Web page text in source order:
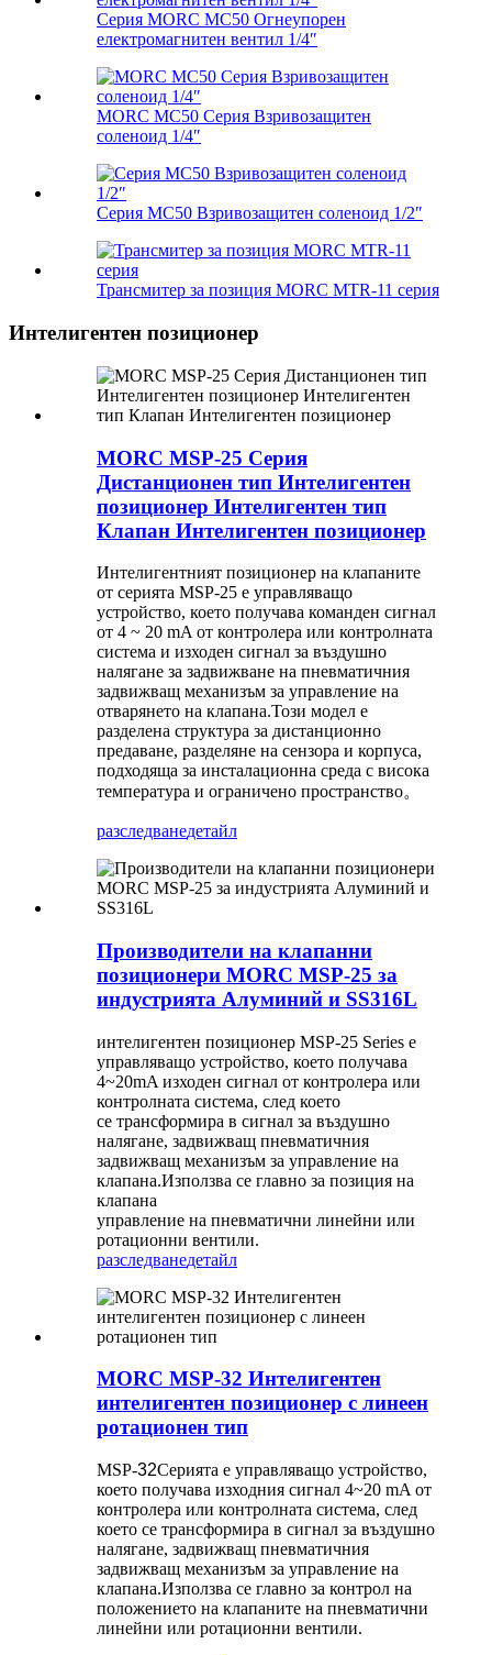
Серия MORC MC50 Огнеупорен
електромагнитен вентил 1/4″
MORC MC50 Серия Взривозащитен
соленоид 1/4″
Серия MC50 Взривозащитен соленоид 1/2″
Трансмитер за позиция MORC MTR-11 серия
Интелигентен позиционер
MORC MSP-25 Серия
Дистанционен тип Интелигентен
позиционер Интелигентен тип
Клапан Интелигентен позиционер
Интелигентният позиционер на клапаните
от серията MSP-25 е управляващо
устройство, което получава команден сигнал
от 4 ~ 20 mA от контролера или контролната
система и изходен сигнал за въздушно
налягане за задвижване на пневматичния
задвижващ механизъм за управление на
отварянето на клапана.Този модел е
разделена структура за дистанционно
предаване, разделяне на сензора и корпуса,
подходяща за инсталационна среда с висока
температура и ограничено пространство。
разследванедетайл
Производители на клапанни
позиционери MORC MSP-25 за
индустрията Алуминий и SS316L
интелигентен позиционер MSP-25 Series е
управляващо устройство, което получава
4~20mA изходен сигнал от контролера или
контролната система, след което
се трансформира в сигнал за въздушно
налягане, задвижващ пневматичния
задвижващ механизъм за управление на
клапана.Използва се главно за позиция на
клапана
управление на пневматични линейни или
ротационни вентили.
разследванедетайл
MORC MSP-32 Интелигентен
интелигентен позиционер с линеен
ротационен тип
MSP-32Серията е управляващо устройство,
което получава изходния сигнал 4~20 mA от
контролера или контролната система, след
което се трансформира в сигнал за въздушно
налягане, задвижващ пневматичния
задвижващ механизъм за управление на
клапана.Използва се главно за контрол на
положението на клапаните на пневматични
линейни или ротационни вентили.